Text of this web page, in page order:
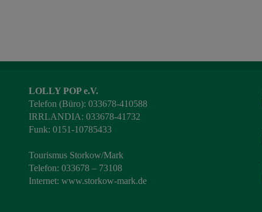
LOLLY POP e.V.
Telefon (Büro): 033678-410588
IRRLANDIA: 033678-41732
Funk: 0151-10785433
Tourismus Storkow/Mark
Telefon: 033678 – 73108
Internet: www.storkow-mark.de